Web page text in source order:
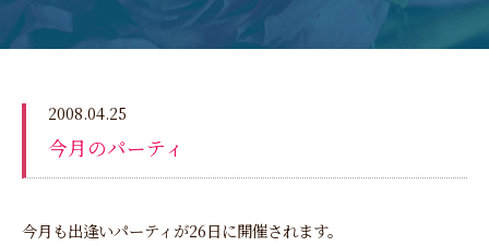
2008.04.25
今月のパーティ
今月も出逢いパーティが26日に開催されます。